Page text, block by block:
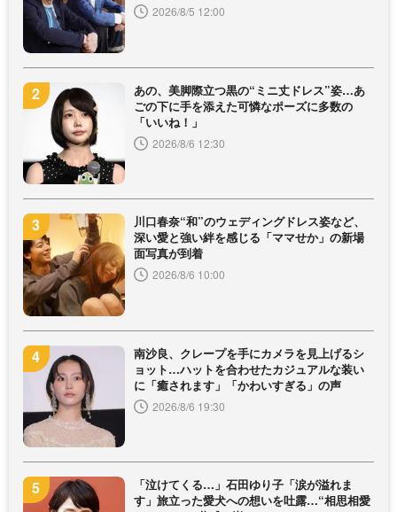
2026/8/5 12:00
あの、美脚際立つ黒の“ミニ丈ドレス”姿…あ
ごの下に手を添えた可憐なポーズに多数の
「いいね！」
2026/8/6 12:30
川口春奈“和”のウェディングドレス姿など、
深い愛と強い絆を感じる「ママせか」の新場
面写真が到着
2026/8/6 10:00
南沙良、クレープを手にカメラを見上げるシ
ョット…ハットを合わせたカジュアルな装い
に「癒されます」「かわいすぎる」の声
2026/8/6 19:30
「泣けてくる…」石田ゆり子「涙が溢れま
す」旅立った愛犬への想いを吐露…“相思相愛